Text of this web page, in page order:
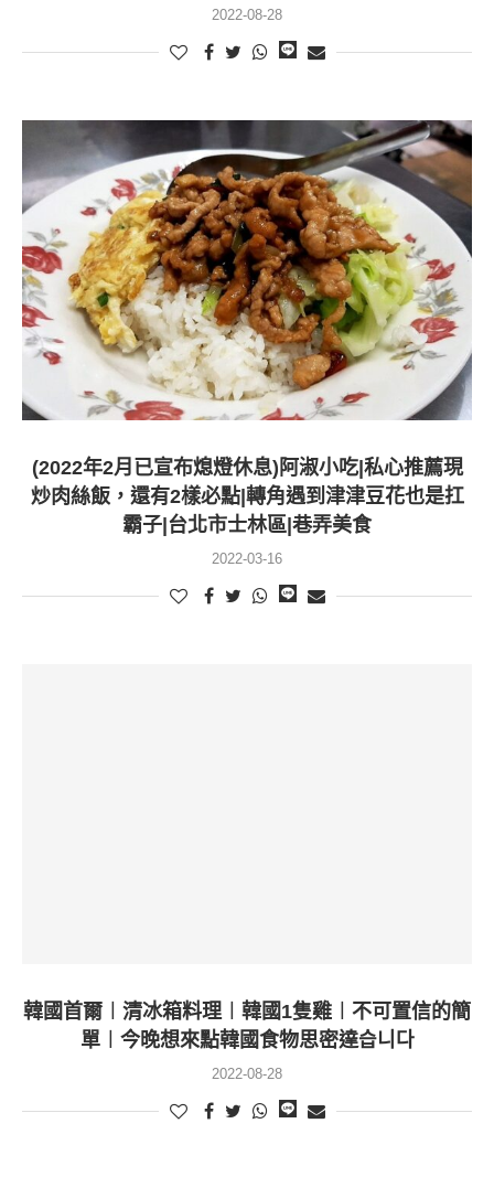
2022-08-28
(2022年2月已宣布熄燈休息)阿淑小吃|私心推薦現
炒肉絲飯，還有2樣必點|轉角遇到津津豆花也是扛
霸子|台北市士林區|巷弄美食
2022-03-16
韓國首爾︱清冰箱料理︱韓國1隻雞︱不可置信的簡
單︱今晚想來點韓國食物思密達습니다
2022-08-28